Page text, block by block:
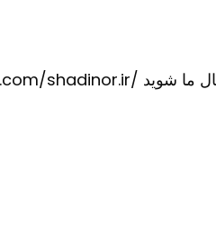
shadinor.ir/